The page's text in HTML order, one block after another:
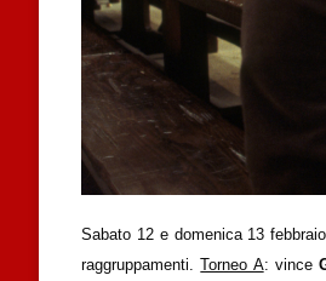
Sabato 12 e domenica 13
raggruppamenti.Torneo A: vince